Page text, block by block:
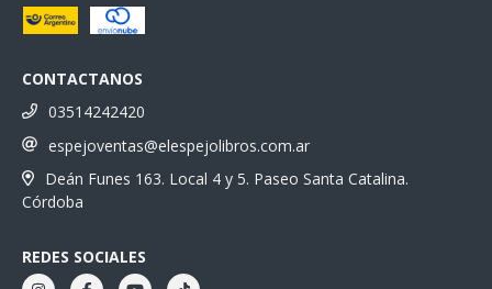
CONTACTANOS
03514242420
espejoventas@elespejolibros.com.ar
Deán Funes 163. Local 4 y 5. Paseo Santa Catalina.
Córdoba
REDES SOCIALES